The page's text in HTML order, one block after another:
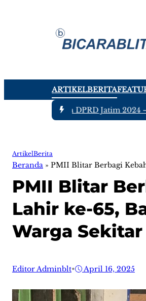
ARTIKELBERITA
tujuh Anggota DPRD Jatim 2024 –
ArtikelBerita
Beranda » PMII Blitar Berbagi
PMII Blitar
Lahir ke-65,
Warga Sekitar
Editor Adminblt• April 16, 2025